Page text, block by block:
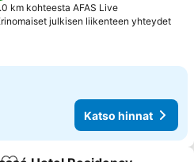
km kohteesta AFAS Live
julkisen liikenteen yhteydet
Katso hinnat